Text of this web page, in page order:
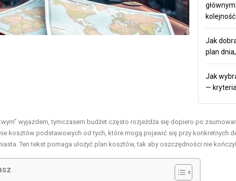
Jak
plan
Jak
—
wyjazdem, tymczasem budżet często rozjeżdża się dopiero po
kosztów podstawowych od tych, które mogą pojawić się przy konkretnych
Ten tekst pomaga ułożyć plan kosztów, tak aby oszczędności nie